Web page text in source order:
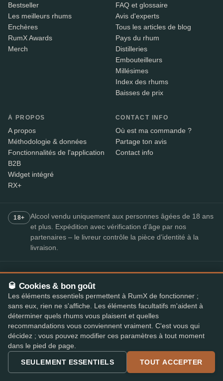
Bestseller
Les meilleurs rhums
Enchères
RumX Awards
Merch
FAQ et glossaire
Avis d'experts
Tous les articles de blog
Pays du rhum
Distilleries
Embouteilleurs
Millésimes
Index des rhums
Baisses de prix
À PROPOS
A propos
Méthodologie & données
Fonctionnalités de l'application
B2B
Widget intégré
RX+
CONTACT INFO
Où est ma commande ?
Partage ton avis
Contact info
18+
Alcool vendu uniquement aux personnes âgées de 18 ans
et plus. Expédition avec vérification d’âge par nos
partenaires – le livreur contrôle la pièce d’identité à la
livraison.
+7
Les moyens de paiement disponibles peuvent varier selon la boutique.
L'app de rhum la mieux notée
★★★★★4,8· sur l'App Store et le Play Store
🥃 Cookies & bon goût
Les éléments essentiels permettent à RumX de fonctionner ;
sans eux, rien ne s'affiche. Les éléments facultatifs m'aident à
déterminer quels rhums vous plaisent et quelles
recommandations vous conviennent vraiment. C'est vous qui
décidez ; vous pouvez modifier ces paramètres à tout moment
dans le pied de page.
SEULEMENT ESSENTIELS TOUT ACCEPTER